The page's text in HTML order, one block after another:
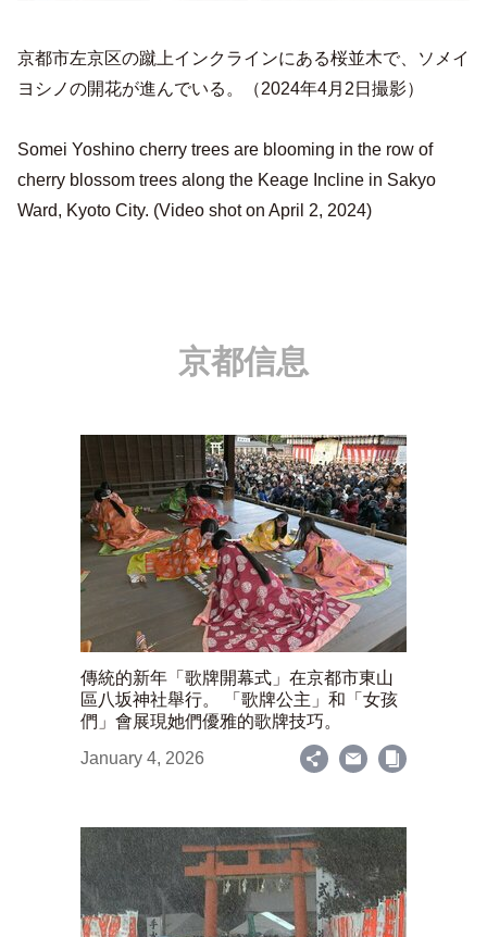
京都市左京区の蹴上インクラインにある桜並木で、ソメイ
ヨシノの開花が進んでいる。（2024年4月2日撮影）
Somei Yoshino cherry trees are blooming in the row of
cherry blossom trees along the Keage Incline in Sakyo
Ward, Kyoto City. (Video shot on April 2, 2024)
京都信息
傳統的新年「歌牌開幕式」在京都市東山
區八坂神社舉行。 「歌牌公主」和「女孩
們」會展現她們優雅的歌牌技巧。
January 4, 2026